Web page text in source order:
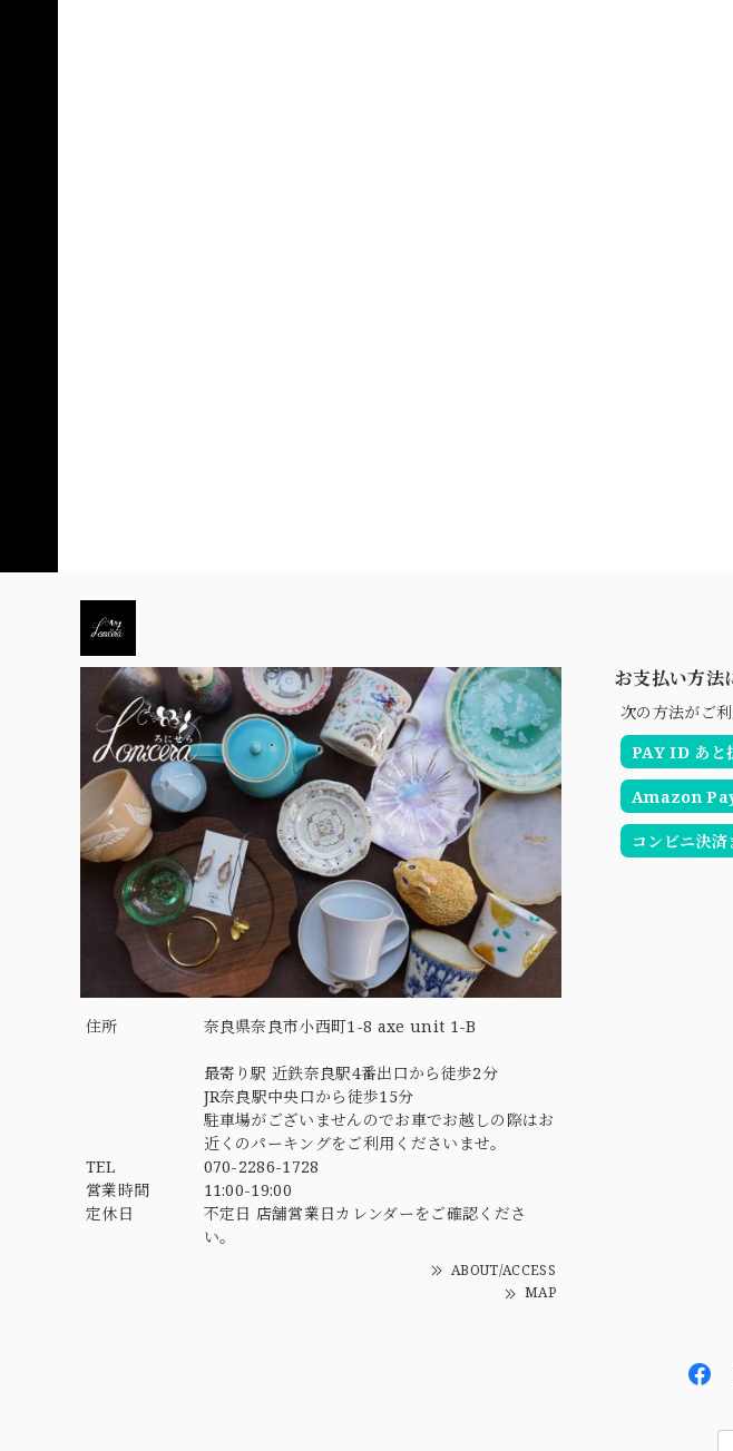
住所 奈良県奈良市小西町1-8 axe unit 1-B
最寄り駅 近鉄奈良駅4番出口から徒歩2分
JR奈良駅中央口から徒歩15分
駐車場がございませんのでお車でお越しの際はお
近くのパーキングをご利用くださいませ。
TEL
070-2286-1728
営業時間
11:00-19:00
定休日
不定日 店舗営業日カレンダーをご確認くださ
い。
ABOUT/ACCESS
MAP
お支払い方法
次の方法がご利
PAY ID あと
Amazon
コンビニ決